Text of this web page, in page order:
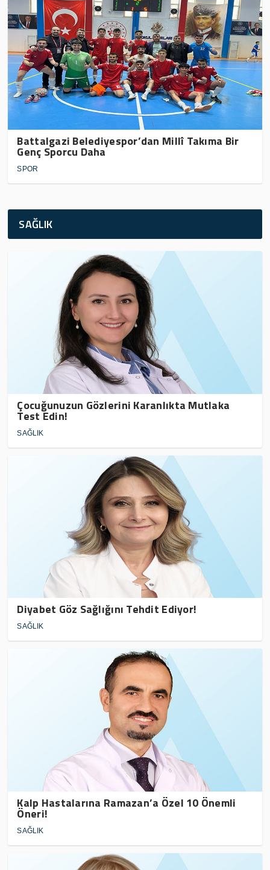
Battalgazi Belediyespor’dan Millî Takıma Bir
Genç Sporcu Daha
SPOR
SAĞLIK
Çocuğunuzun Gözlerini Karanlıkta Mutlaka
Test Edin!
SAĞLIK
Diyabet Göz Sağlığını Tehdit Ediyor!
SAĞLIK
Kalp Hastalarına Ramazan’a Özel 10 Önemli
Öneri!
SAĞLIK